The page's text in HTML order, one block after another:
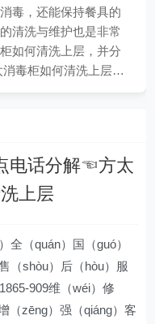
毒，还能保持餐具的
清洗与维护也是非常
如何清洗上层，并分
消毒柜如何清洗上层…
电话分解☜方太
上层
全（quán）国（guó）
（shòu）后（hòu）服
909维（wéi）修
（zēng）强（qiáng）客